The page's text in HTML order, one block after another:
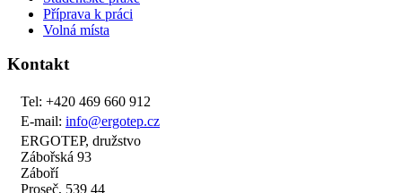
Příprava k práci
Volná místa
Kontakt
Tel: +420 469 660 912
E-mail: info@ergotep.cz
ERGOTEP, družstvo
Zábořská 93
Záboří
Proseč, 539 44